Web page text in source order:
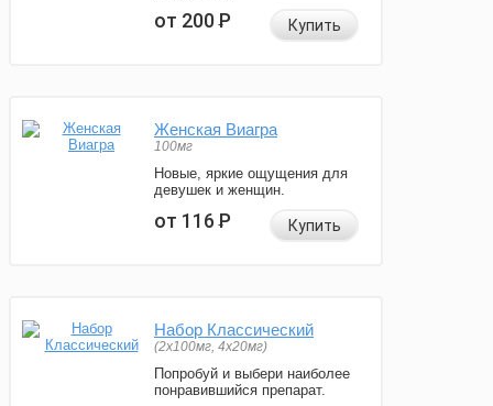
от 200Р Купить
Женская Виагра
100мг
Новые, яркие ощущения для
девушек и женщин.
от 116Р Купить
Набор Классический
(2x100мг, 4x20мг)
Попробуй и выбери наиболее
понравившийся препарат.